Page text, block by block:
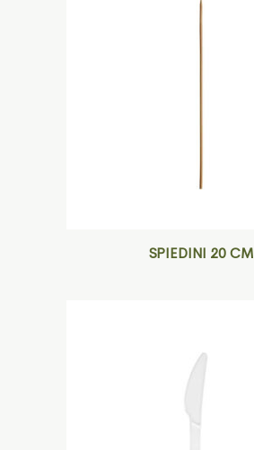
SPIEDINI 20 CM